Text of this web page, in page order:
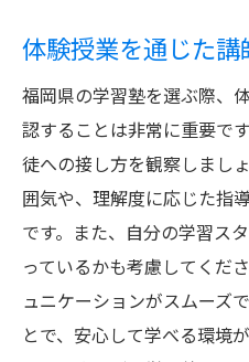
体験授業を通じた
福岡県の学習塾を選ぶ際、
認することは非常に重要で
徒への接し方を観察しまし
囲気や、理解度に応じた指
です。また、自分の学習ス
っているかも考慮してくだ
ュニケーションがスムーズ
とで、安心して学べる環境